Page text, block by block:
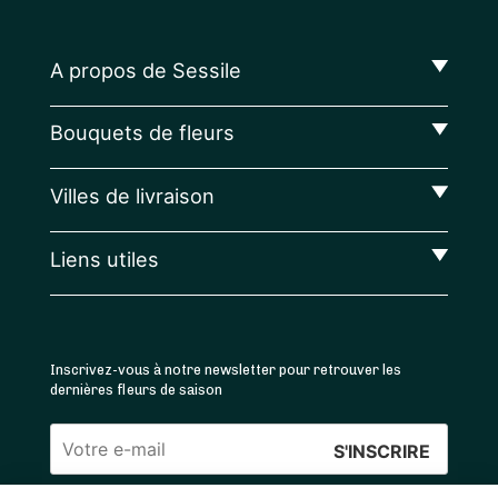
A propos de Sessile
Bouquets de fleurs
Villes de livraison
Liens utiles
Inscrivez-vous à notre newsletter pour retrouver les
dernières fleurs de saison
Veuillez